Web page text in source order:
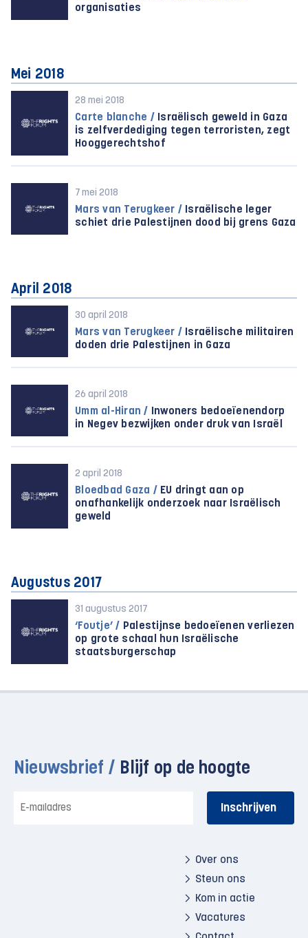
organisaties
Mei 2018
28 mei 2018
Carte blanche / Israëlisch geweld in Gaza
is zelfverdediging tegen terroristen, zegt
Hooggerechtshof
7 mei 2018
Mars van Terugkeer / Israëlische leger
schiet drie Palestijnen dood bij grens Gaza
April 2018
30 april 2018
Mars van Terugkeer / Israëlische militairen
doden drie Palestijnen in Gaza
26 april 2018
Umm al-Hiran / Inwoners bedoeïenendorp
in Negev bezwijken onder druk van Israël
2 april 2018
Bloedbad Gaza / EU dringt aan op
onafhankelijk onderzoek naar Israëlisch
geweld
Augustus 2017
31 augustus 2017
‘Foutje’ / Palestijnse bedoeïenen verliezen
op grote schaal hun Israëlische
staatsburgerschap
Nieuwsbrief / Blijf op de hoogte
mailadres
Over ons
Steun ons
Kom in actie
Vacatures